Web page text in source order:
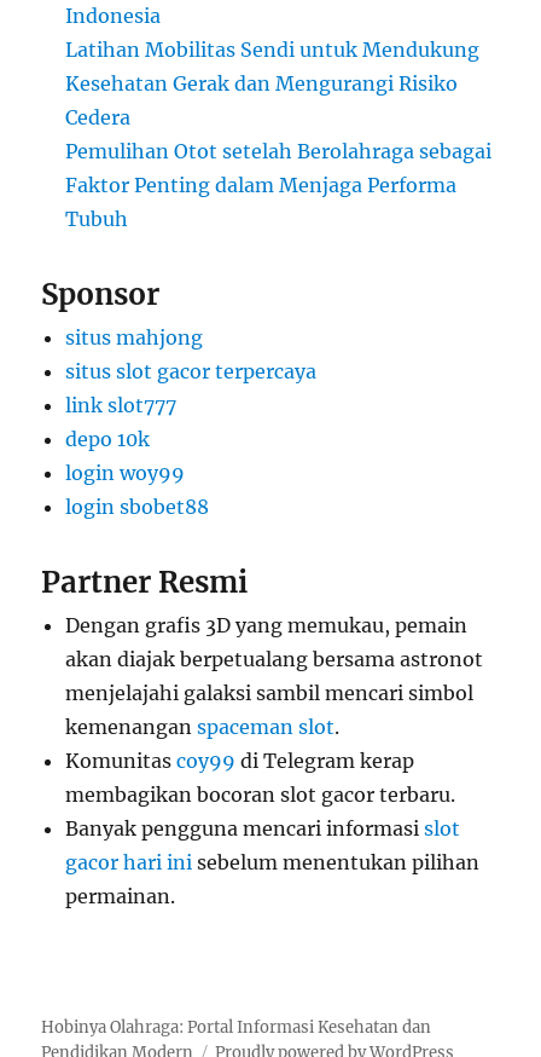
Indonesia
Latihan Mobilitas Sendi untuk Mendukung
Kesehatan Gerak dan Mengurangi Risiko
Cedera
Pemulihan Otot setelah Berolahraga sebagai
Faktor Penting dalam Menjaga Performa
Tubuh
Sponsor
situs mahjong
situs slot gacor terpercaya
link slot777
depo 10k
login woy99
login sbobet88
Partner Resmi
Dengan grafis 3D yang memukau, pemain
akan diajak berpetualang bersama astronot
menjelajahi galaksi sambil mencari simbol
kemenanganspaceman slot.
Komunitascoy99 di Telegram kerap
membagikan bocoran slot gacor terbaru.
Banyak pengguna mencari informasislot
gacor hari ini sebelum menentukan pilihan
permainan.
Hobinya Olahraga: Portal Informasi Kesehatan dan
Pendidikan Modern
Proudly powered by WordPress